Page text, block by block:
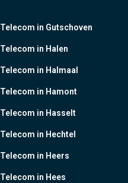
Telecom in Gutschoven
Telecom in Halen
Telecom in Halmaal
Telecom in Hamont
Telecom in Hasselt
Telecom in Hechtel
Telecom in Heers
Telecom in Hees